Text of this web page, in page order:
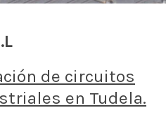
de circuitos
en Tudela.